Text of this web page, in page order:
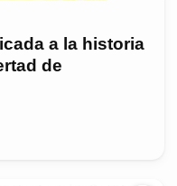
a la historia
de